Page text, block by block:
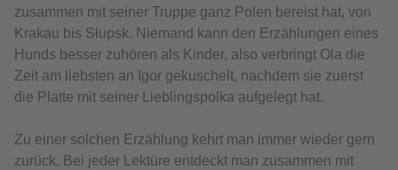
zusammen mit seiner Truppe ganz Polen bereist hat, von
Krakau bis Słupsk. Niemand kann den Erzählungen eines
Hunds besser zuhören als Kinder, also verbringt Ola die
Zeit am liebsten an Igor gekuschelt, nachdem sie zuerst
die Platte mit seiner Lieblingspolka aufgelegt hat.
Zu einer solchen Erzählung kehrt man immer wieder gern
zurück. Bei jeder Lektüre entdeckt man zusammen mit